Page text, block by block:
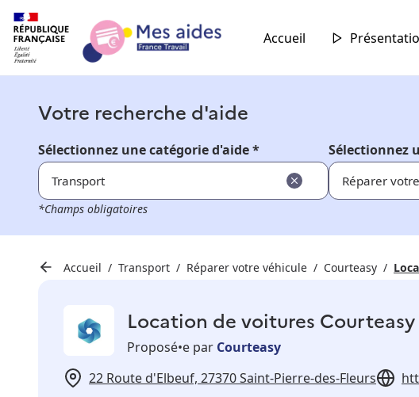
Accueil
Votre recherche d'aide
Sélectionnez une catégorie d'aide *
Transport
Sélectionnez
Réparer
*Champs obligatoires
Accueil Transport Réparer votre véhicule Courteasy
Location de voitures Courteasy
Proposé•e par Courteasy
22 Route d'Elbeuf, 27370 Saint-Pierre-des-Fleurs